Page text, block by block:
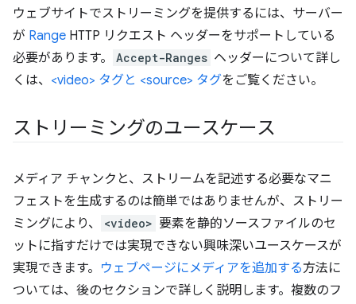
ウェブサイトでストリーミングを提供するには、サーバー
が Range HTTP リクエスト ヘッダーをサポートしている
必要があります。
Accept-Ranges ヘッダーについて詳し
くは、 <video> タグと <source> タグをご覧ください。
ストリーミングのユースケース
メディア チャンクと、ストリームを記述する必要なマニ
フェストを生成するのは簡単ではありませんが、ストリー
ミングにより、
<video> 要素を静的ソースファイルのセ
ットに指すだけでは実現できない興味深いユースケースが
実現できます。 ウェブページにメディアを追加する方法に
ついては、後のセクションで詳しく説明します。複数のフ